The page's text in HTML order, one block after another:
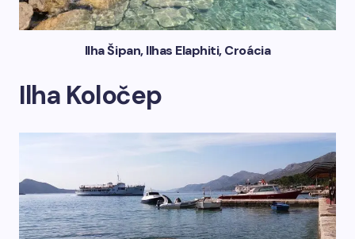
Ilha Šipan, Ilhas Elaphiti, Croácia
Ilha Koločep